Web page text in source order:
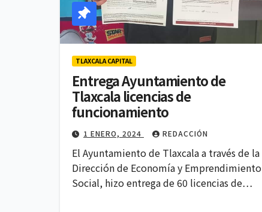
TLAXCALA CAPITAL
Entrega Ayuntamiento de
Tlaxcala licencias de
funcionamiento
1 ENERO, 2024 REDACCIÓN
El Ayuntamiento de Tlaxcala a través de la
Dirección de Economía y Emprendimiento
Social, hizo entrega de 60 licencias de…